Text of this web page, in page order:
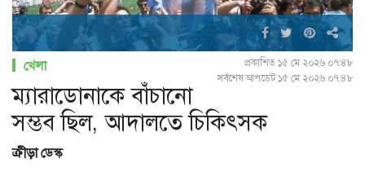
খেলা
প্রকাশিত ১৫ মে ২০২৬ ০৭:৪৮
সর্বশেষ আপডেট ১৫ মে ২০২৬ ০৭:৪৮
ম্যারাডোনাকে বাঁচানো
সম্ভব ছিল, আদালতে চিকিৎসক
ক্রীড়া ডেস্ক